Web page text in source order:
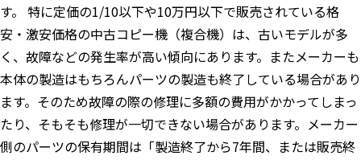
す。 特に定価の1/10以下や10万円以下で販売されている格
安・激安価格の中古コピー機（複合機）は、古いモデルが多
く、故障などの発生率が高い傾向にあります。またメーカーも
本体の製造はもちろんパーツの製造も終了している場合があり
ます。そのため故障の際の修理に多額の費用がかかってしまっ
たり、そもそも修理が一切できない場合があります。メーカー
側のパーツの保有期間は「製造終了から7年間、または販売終